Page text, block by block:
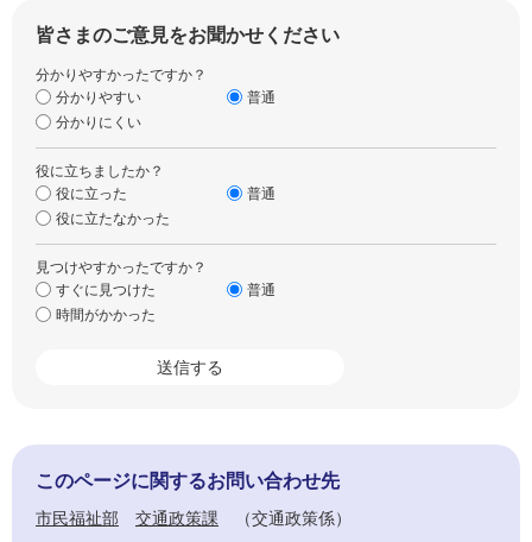
皆さまのご意見をお聞かせください
分かりやすかったですか？
分かりやすい
普通
分かりにくい
役に立ちましたか？
役に立った
普通
役に立たなかった
見つけやすかったですか？
すぐに見つけた
普通
時間がかかった
このページに関するお問い合わせ先
市民福祉部 交通政策課
交通政策係